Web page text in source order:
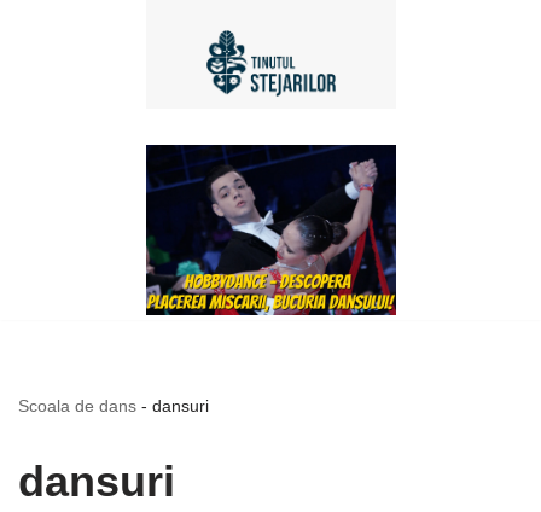
Scoala de dans - dansuri
dansuri